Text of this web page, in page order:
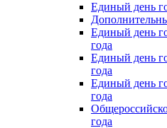
Единый день
Единый день
года
Единый день
года
Единый день
года
года